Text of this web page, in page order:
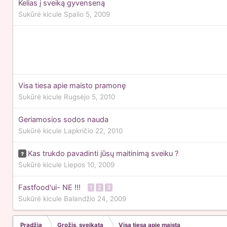
Kelias į sveiką gyvenseną
Sukūrė kicule Spalio 5, 2009
Visa tiesa apie maisto pramonę
Sukūrė kicule Rugsėjo 5, 2010
Geriamosios sodos nauda
Sukūrė kicule Lapkričio 22, 2010
Kas trukdo pavadinti jūsų maitinimą sveiku ?
Sukūrė kicule Liepos 10, 2009
Fastfood'ui- NE !!! 1 2 3
Sukūrė kicule Balandžio 24, 2009
Pradžia Grožis, sveikata Visa tiesa apie maistą